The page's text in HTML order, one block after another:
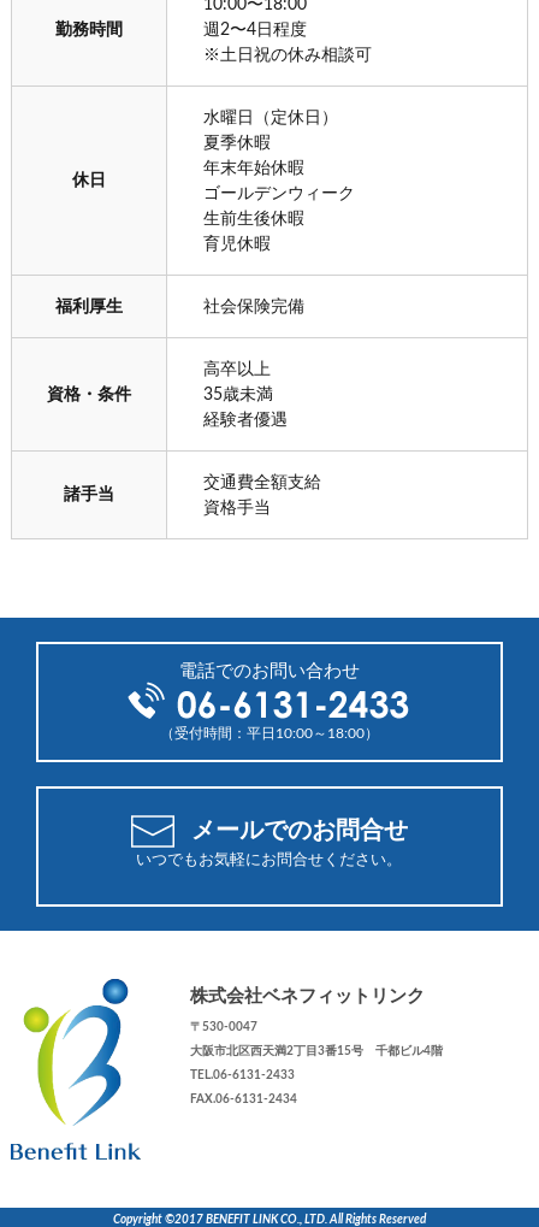
勤務時間
10:00〜18:00
週2〜4日程度
※土日祝の休み相談可
休日
水曜日（定休日）
夏季休暇
年末年始休暇
ゴールデンウィーク
生前生後休暇
育児休暇
福利厚生 社会保険完備
資格・条件
高卒以上
35歳未満
経験者優遇
諸手当
交通費全額支給
資格手当
電話でのお問い合わせ
（受付時間：平日10:00～18:00）
メールでのお問合せ
いつでもお気軽にお問合せください。
株式会社ベネフィットリンク
〒530-0047
大阪市北区西天満2丁目3番15号 千都ビル4階
TEL.06-6131-2433
FAX.06-6131-2434
Copyright ©2017 BENEFIT LINK CO., LTD. All Rights Reserved